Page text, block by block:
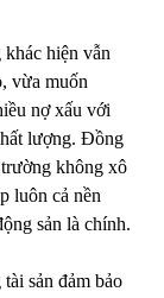
hiện vẫn
vừa muốn
nợ xấu với
lượng. Đồng
không xô
luôn cả nền
sản là chính.
sản đảm bảo